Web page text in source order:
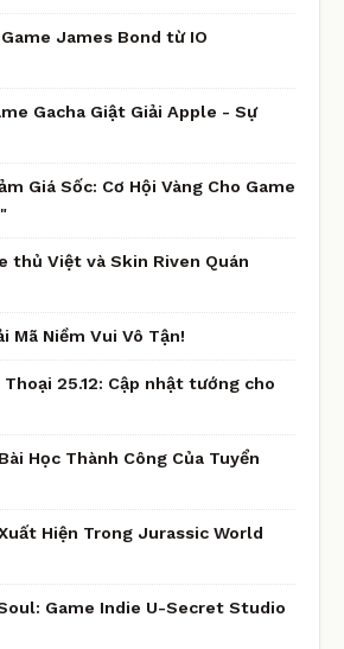
James Bond từ IO
Gacha Giật Giải Apple - Sự
Giá Sốc: Cơ Hội Vàng Cho Game
thủ Việt và Skin Riven Quán
Mã Niềm Vui Vô Tận!
25.12: Cập nhật tướng cho
Học Thành Công Của Tuyển
Hiện Trong Jurassic World
Game Indie U-Secret Studio